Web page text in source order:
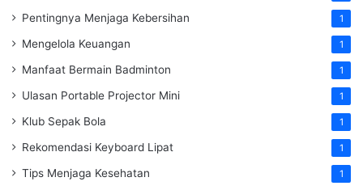
Pentingnya Menjaga Kebersihan 1
Mengelola Keuangan 1
Manfaat Bermain Badminton 1
Ulasan Portable Projector Mini 1
Klub Sepak Bola 1
Rekomendasi Keyboard Lipat 1
Tips Menjaga Kesehatan 1